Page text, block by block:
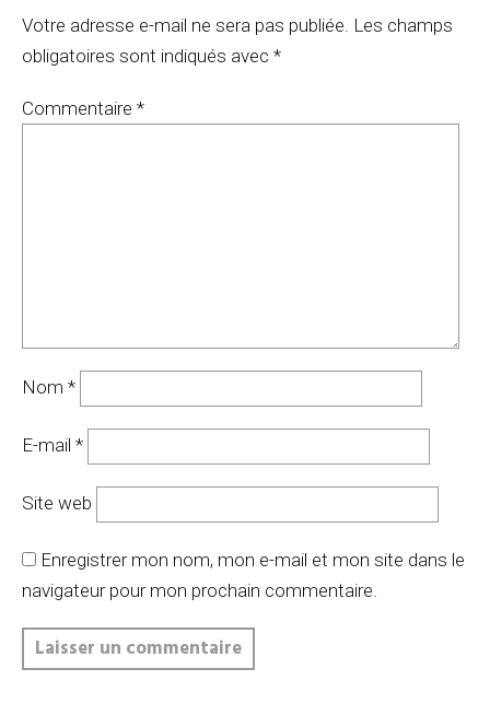
Votre adresse e-mail ne sera pas publiée. Les champs
obligatoires sont indiqués avec *
Commentaire *
Nom *
E-mail *
Site web
Enregistrer mon nom, mon e-mail et mon site dans le
navigateur pour mon prochain commentaire.